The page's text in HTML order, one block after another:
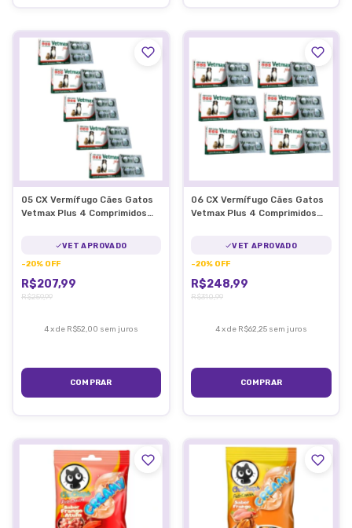
05 CX Vermífugo Cães Gatos
Vetmax Plus 4 Comprimidos
VET APROVADO
-20% OFF
R$207,99
R$259,99
4xde R$52,00 sem juros
06 CX Vermífugo Cães Gatos
Vetmax Plus 4 Comprimidos
VET APROVADO
-20% OFF
R$248,99
R$310,99
4xde R$62,25 sem juros